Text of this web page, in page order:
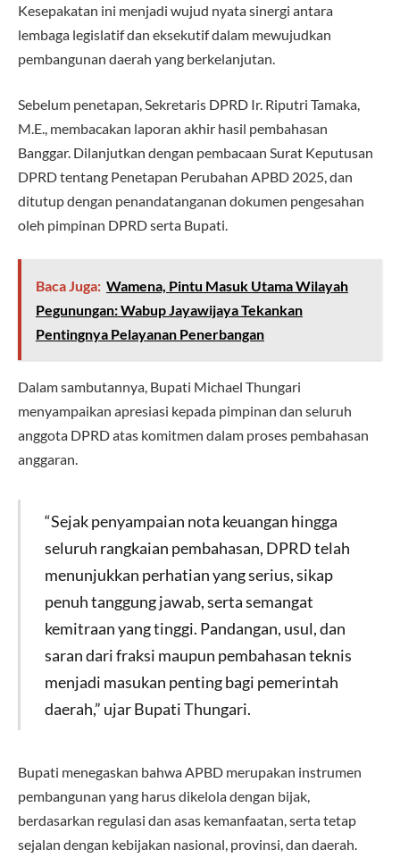
Kesepakatan ini menjadi wujud nyata sinergi antara
lembaga legislatif dan eksekutif dalam mewujudkan
pembangunan daerah yang berkelanjutan.
Sebelum penetapan, Sekretaris DPRD Ir. Riputri Tamaka,
M.E., membacakan laporan akhir hasil pembahasan
Banggar. Dilanjutkan dengan pembacaan Surat Keputusan
DPRD tentang Penetapan Perubahan APBD 2025, dan
ditutup dengan penandatanganan dokumen pengesahan
oleh pimpinan DPRD serta Bupati.
Baca Juga: Wamena, Pintu Masuk Utama Wilayah
Pegunungan: Wabup Jayawijaya Tekankan
Pentingnya Pelayanan Penerbangan
Dalam sambutannya, Bupati Michael Thungari
menyampaikan apresiasi kepada pimpinan dan seluruh
anggota DPRD atas komitmen dalam proses pembahasan
anggaran.
“Sejak penyampaian nota keuangan hingga
seluruh rangkaian pembahasan, DPRD telah
menunjukkan perhatian yang serius, sikap
penuh tanggung jawab, serta semangat
kemitraan yang tinggi. Pandangan, usul, dan
saran dari fraksi maupun pembahasan teknis
menjadi masukan penting bagi pemerintah
daerah,” ujar Bupati Thungari.
Bupati menegaskan bahwa APBD merupakan instrumen
pembangunan yang harus dikelola dengan bijak,
berdasarkan regulasi dan asas kemanfaatan, serta tetap
sejalan dengan kebijakan nasional, provinsi, dan daerah.